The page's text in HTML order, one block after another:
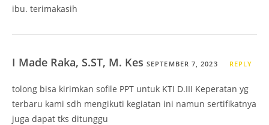
ibu. terimakasih
I Made Raka, S.ST, M. Kes SEPTEMBER 7, 2023 REPLY
tolong bisa kirimkan sofile PPT untuk KTI D.III Keperatan yg
terbaru kami sdh mengikuti kegiatan ini namun sertifikatnya
juga dapat tks ditunggu